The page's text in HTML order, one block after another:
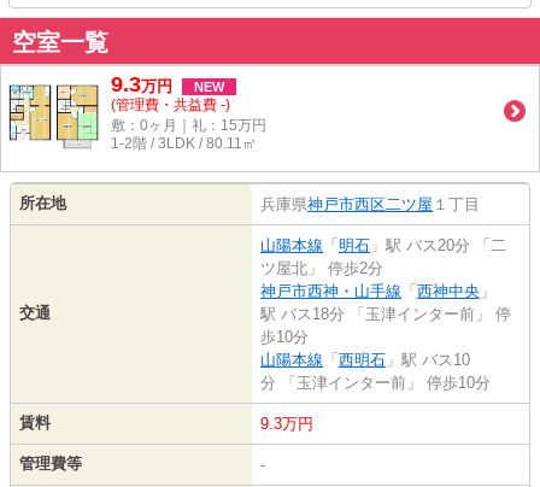
空室一覧
9.3万円 NEW
(管理費・共益費 -)
敷：0ヶ月｜礼：15万円
1-2階 / 3LDK / 80.11㎡
所在地 兵庫県神戸市西区二ツ屋 １丁目
交通
山陽本線 「 明石 」駅 バス20分 「二
ツ屋北」 停歩2分
神戸市西神・山手線 「 西神中央 」
駅 バス18分 「玉津インター前」 停
歩10分
山陽本線 「 西明石 」駅 バス10
分 「玉津インター前」 停歩10分
賃料 9.3万円
管理費等 -